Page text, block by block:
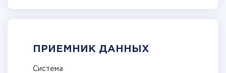
ПРИЕМНИК ДАННЫХ
Система